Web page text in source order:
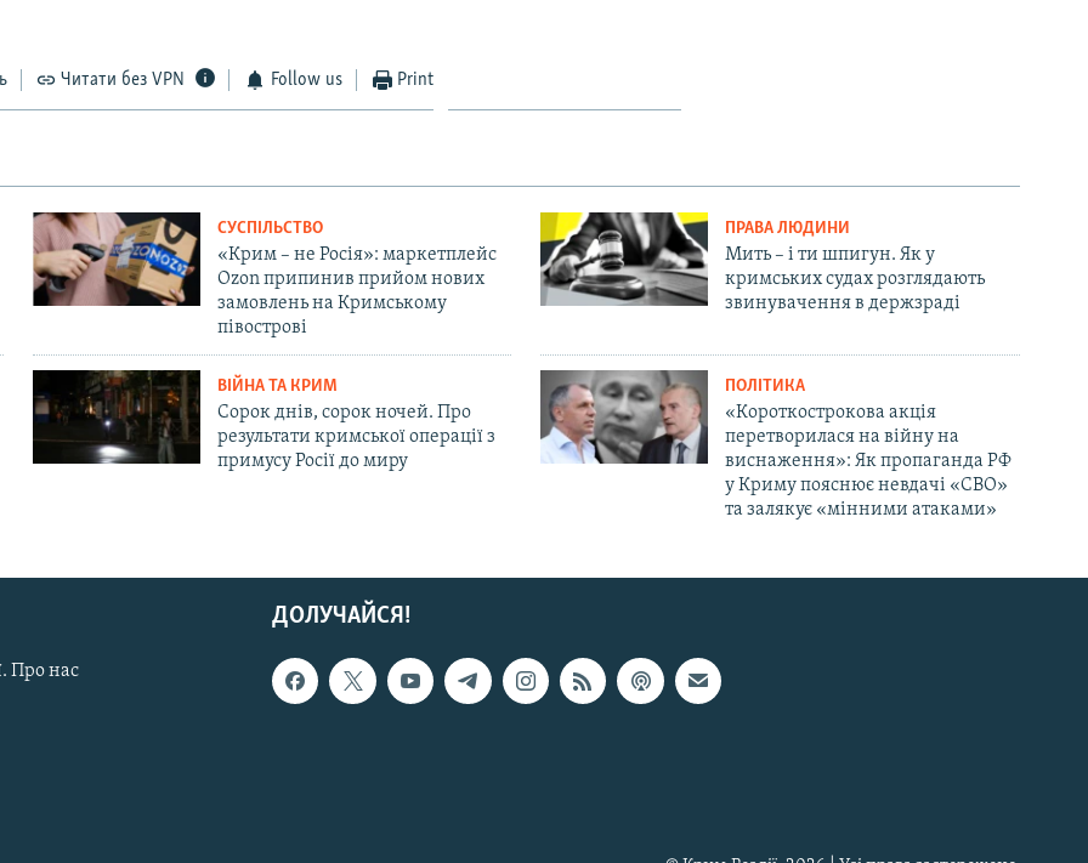
Читати без VPN Follow us Print
СУСПІЛЬСТВО
«Крим – не Росія»: маркетплейс
Ozon припинив прийом нових
замовлень на Кримському
півострові
ПРАВА ЛЮДИНИ
Мить – і ти шпигун. Як у
кримських судах розглядають
звинувачення в держзраді
ВІЙНА ТА КРИМ
Сорок днів, сорок ночей. Про
результати кримської операції з
примусу Росії до миру
ПОЛІТИКА
«Короткострокова акція
перетворилася на війну на
виснаження»: Як пропаганда РФ
у Криму пояснює невдачі «СВО»
та залякує «мінними атаками»
ДОЛУЧАЙСЯ!
Про нас